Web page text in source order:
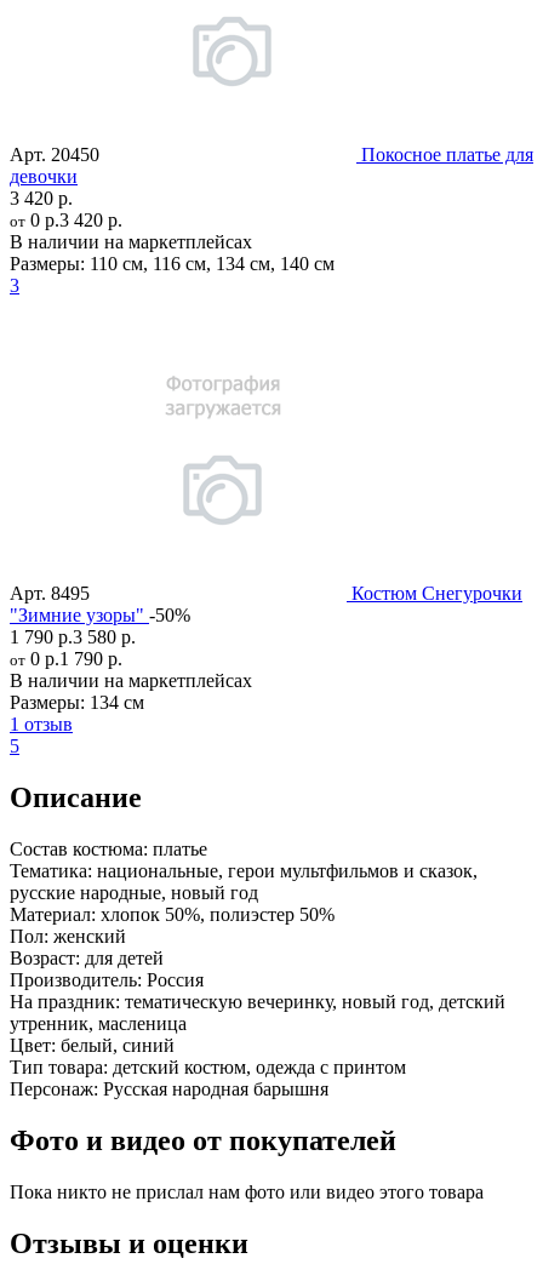
Арт. 20450
Покосное платье для
девочки
3 420 р.
от 0 р.3 420 р.
В наличии на маркетплейсах
Размеры: 110 см, 116 см, 134 см, 140 см
3
Арт. 8495
Костюм Снегурочки
"Зимние узоры" -50%
1 790 р.3 580 р.
от 0 р.1 790 р.
В наличии на маркетплейсах
Размеры: 134 см
1 отзыв
5
Описание
Состав костюма: платье
Тематика: национальные, герои мультфильмов и сказок,
русские народные, новый год
Материал: хлопок 50%, полиэстер 50%
Пол: женский
Возраст: для детей
Производитель: Россия
На праздник: тематическую вечеринку, новый год, детский
утренник, масленица
Цвет: белый, синий
Тип товара: детский костюм, одежда с принтом
Персонаж: Русская народная барышня
Фото и видео от покупателей
Пока никто не прислал нам фото или видео этого товара
Отзывы и оценки